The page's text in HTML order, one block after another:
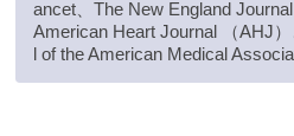
ancet、The New England
American Heart Journal （AHJ
l of the American Medical